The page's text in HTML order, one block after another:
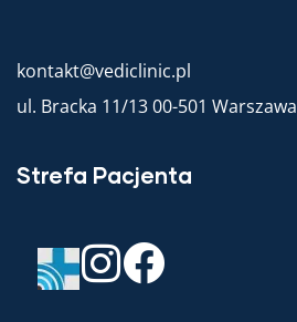
kontakt@vediclinic.pl
ul. Bracka 11/13 00-501 Warszawa
Strefa Pacjenta